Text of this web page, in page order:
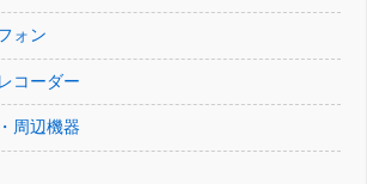
ォン
コーダー
周辺機器